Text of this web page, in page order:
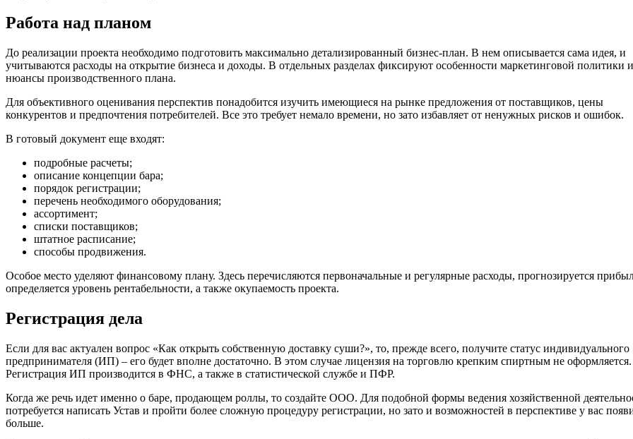
Работа над планом
До реализации проекта необходимо подготовить максимально детализированный бизнес-план. В нем описывается сама идея, и
учитываются расходы на открытие бизнеса и доходы. В отдельных разделах фиксируют особенности маркетинговой политики и
нюансы производственного плана.
Для объективного оценивания перспектив понадобится изучить имеющиеся на рынке предложения от поставщиков, цены
конкурентов и предпочтения потребителей. Все это требует немало времени, но зато избавляет от ненужных рисков и ошибок.
В готовый документ еще входят:
подробные расчеты;
описание концепции бара;
порядок регистрации;
перечень необходимого оборудования;
ассортимент;
списки поставщиков;
штатное расписание;
способы продвижения.
Особое место уделяют финансовому плану. Здесь перечисляются первоначальные и регулярные расходы, прогнозируется
определяется уровень рентабельности, а также окупаемость проекта.
Регистрация дела
Если для вас актуален вопрос «Как открыть собственную доставку суши?», то, прежде всего, получите статус индивидуального
предпринимателя (ИП) – его будет вполне достаточно. В этом случае лицензия на торговлю крепким спиртным не оформляется.
Регистрация ИП производится в ФНС, а также в статистической службе и ПФР.
Когда же речь идет именно о баре, продающем роллы, то создайте ООО. Для подобной формы ведения хозяйственной
потребуется написать Устав и пройти более сложную процедуру регистрации, но зато и возможностей в перспективе у вас
больше.